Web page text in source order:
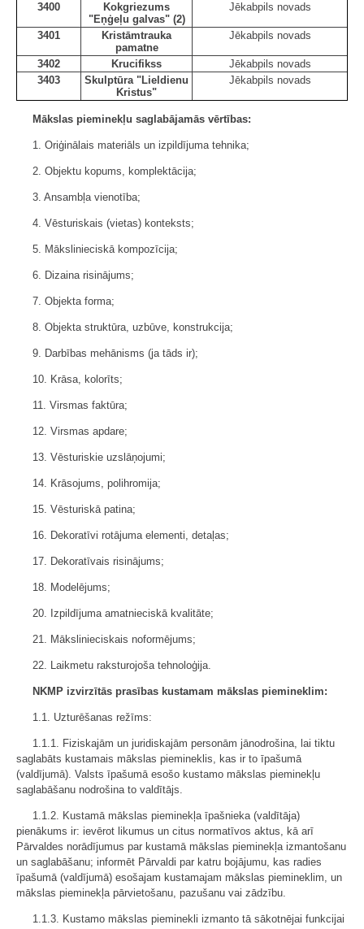
3400
Kokgriezums
"Eņģeļu galvas" (2)
Jēkabpils novads
3401
Kristāmtrauka
pamatne
Jēkabpils novads
3402 Krucifikss
Jēkabpils novads
3403
Skulptūra "Lieldienu
Kristus"
Jēkabpils novads
Mākslas pieminekļu saglabājamās vērtības:
1. Oriģinālais materiāls un izpildījuma tehnika;
2. Objektu kopums, komplektācija;
3. Ansambļa vienotība;
4. Vēsturiskais (vietas) konteksts;
5. Mākslinieciskā kompozīcija;
6. Dizaina risinājums;
7. Objekta forma;
8. Objekta struktūra, uzbūve, konstrukcija;
9. Darbības mehānisms (ja tāds ir);
10. Krāsa, kolorīts;
11. Virsmas faktūra;
12. Virsmas apdare;
13. Vēsturiskie uzslāņojumi;
14. Krāsojums, polihromija;
15. Vēsturiskā patina;
16. Dekoratīvi rotājuma elementi, detaļas;
17. Dekoratīvais risinājums;
18. Modelējums;
20. Izpildījuma amatnieciskā kvalitāte;
21. Mākslinieciskais noformējums;
22. Laikmetu raksturojoša tehnoloģija.
NKMP izvirzītās prasības kustamam mākslas piemineklim:
1.1. Uzturēšanas režīms:
1.1.1. Fiziskajām un juridiskajām personām jānodrošina, lai tiktu
saglabāts kustamais mākslas piemineklis, kas ir to īpašumā
(valdījumā). Valsts īpašumā esošo kustamo mākslas pieminekļu
saglabāšanu nodrošina to valdītājs.
1.1.2. Kustamā mākslas pieminekļa īpašnieka (valdītāja)
pienākums ir: ievērot likumus un citus normatīvos aktus, kā arī
Pārvaldes norādījumus par kustamā mākslas pieminekļa izmantošanu
un saglabāšanu; informēt Pārvaldi par katru bojājumu, kas radies
īpašumā (valdījumā) esošajam kustamajam mākslas piemineklim, un
mākslas pieminekļa pārvietošanu, pazušanu vai zādzību.
1.1.3. Kustamo mākslas pieminekli izmanto tā sākotnējai funkcijai